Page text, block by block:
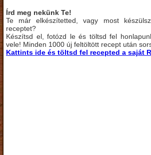
Írd meg nekünk Te!
Te már elkészítetted, vagy most
receptet?
Készítsd el, fotózd le és töltsd fel
vele! Minden 1000 új feltöltött recept után
Kattints ide és töltsd fel recepted a saját